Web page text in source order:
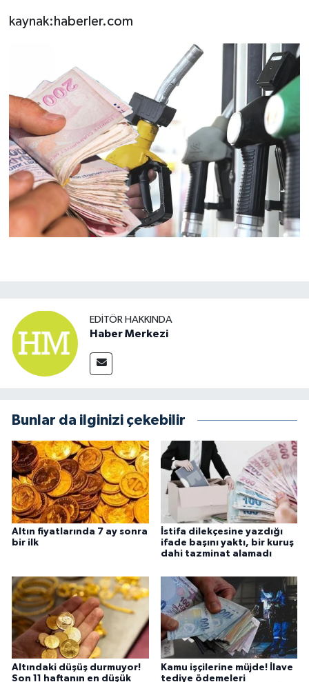
kaynak:haberler.com
EDITÖR HAKKINDA
Haber Merkezi
Bunlar da ilginizi çekebilir
Altın fiyatlarında 7 ay sonra
bir ilk
İstifa dilekçesine yazdığı
ifade başını yaktı, bir kuruş
dahi tazminat alamadı
Altındaki düşüş durmuyor!
Son 11 haftanın en düşük
Kamu işçilerine müjde! İlave
tediye ödemeleri